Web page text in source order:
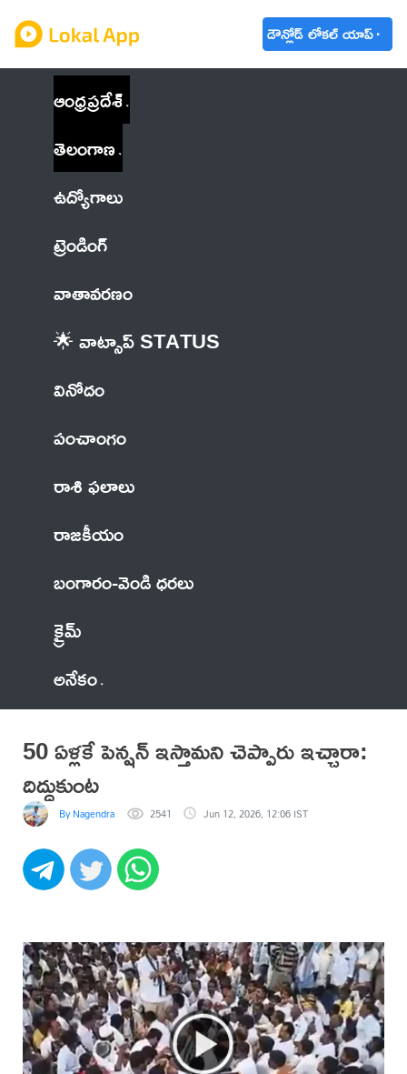
డౌన్లోడ్ లోకల్ యాప్
ఆంధ్రప్రదేశ్
తెలంగాణ
ఉద్యోగాలు
ట్రెండింగ్
వాతావరణం
🌟 వాట్సాప్ STATUS
వినోదం
పంచాంగం
రాశి ఫలాలు
రాజకీయం
బంగారం-వెండి ధరలు
క్రైమ్
అనేకం
50 ఏళ్లకే పెన్షన్ ఇస్తామని చెప్పారు ఇచ్చారా:
దిద్దుకుంట
By Nagendra 2541 Jun 12, 2026, 12:06 IST